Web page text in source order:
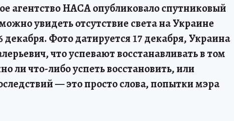
агентство НАСА опубликовало спутниковый
увидеть отсутствие света на Украине
декабря. Фото датируется 17 декабря, Украина
что успевают восстанавливать в том
ли что-либо успеть восстановить, или
— это просто слова, попытки мэра